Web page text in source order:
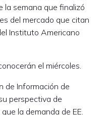
la semana que finalizó
del mercado que citan
Instituto Americano
el miércoles.
de Información de
perspectiva de
la demanda de EE.